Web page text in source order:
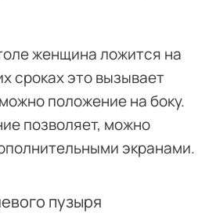
женщина ложится на
сроках это вызывает
положение на боку.
позволяет, можно
экранами.
пузыря